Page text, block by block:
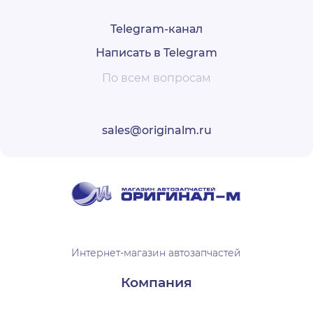
Telegram-канал
Написать в Telegram
По всем вопросам
sales@originalm.ru
Интернет-магазин автозапчастей
Компания